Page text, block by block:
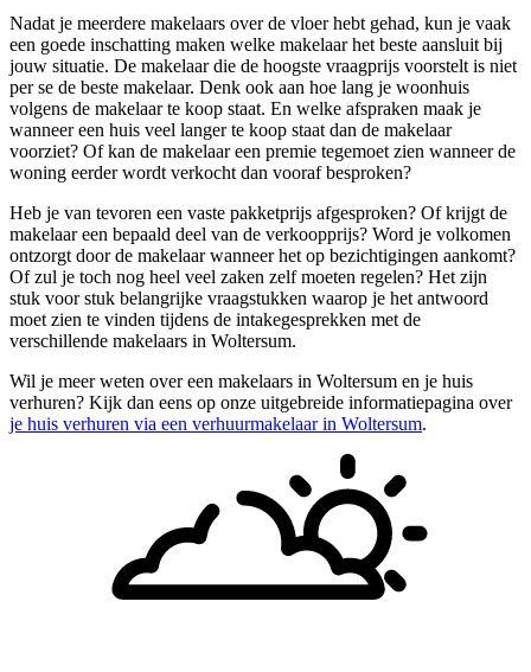
Nadat je meerdere makelaars over de vloer hebt gehad, kun je vaak
een goede inschatting maken welke makelaar het beste aansluit bij
jouw situatie. De makelaar die de hoogste vraagprijs voorstelt is niet
per se de beste makelaar. Denk ook aan hoe lang je woonhuis
volgens de makelaar te koop staat. En welke afspraken maak je
wanneer een huis veel langer te koop staat dan de makelaar
voorziet? Of kan de makelaar een premie tegemoet zien wanneer de
woning eerder wordt verkocht dan vooraf besproken?
Heb je van tevoren een vaste pakketprijs afgesproken? Of krijgt de
makelaar een bepaald deel van de verkoopprijs? Word je volkomen
ontzorgt door de makelaar wanneer het op bezichtigingen aankomt?
Of zul je toch nog heel veel zaken zelf moeten regelen? Het zijn
stuk voor stuk belangrijke vraagstukken waarop je het antwoord
moet zien te vinden tijdens de intakegesprekken met de
verschillende makelaars in Woltersum.
Wil je meer weten over een makelaars in Woltersum en je huis
verhuren? Kijk dan eens op onze uitgebreide informatiepagina over
je huis verhuren via een verhuurmakelaar in Woltersum.